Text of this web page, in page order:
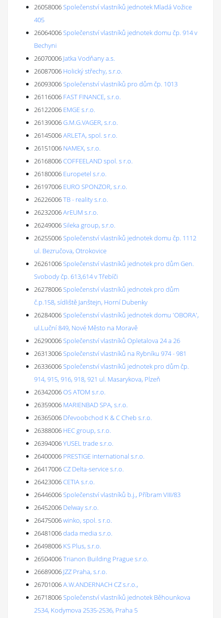
26058006Společenství vlastníků jednotek Mladá Vožice
405
26064006Společenství vlastníků jednotek domu čp. 914 v
Bechyni
26070006 Jatka Vodňany a.s.
26087006 Holický střechy, s.r.o.
26093006Společenství vlastníků pro dům čp. 1013
26116006 FAST FINANCE, s.r.o.
26122006 EMGE s.r.o.
26139006G.M.G.VAGER, s.r.o.
26145006ARLETA, spol. s r.o.
26151006 NAMEX, s.r.o.
26168006COFFEELAND spol. s r.o.
26180006 Europetel s.r.o.
26197006 EURO SPONZOR, s.r.o.
26226006TB - reality s.r.o.
26232006ArEUM s.r.o.
26249006Sileka group, s.r.o.
26255006Společenství vlastníků jednotek domu čp. 1112
ul. Bezručova, Otrokovice
26261006Společenství vlastníků jednotek pro dům Gen.
Svobody čp. 613,614 v Třebíči
26278006Společenství vlastníků jednotek pro dům
č.p.158, sídliště Janštejn, Horní Dubenky
26284006Společenství vlastníků jednotek domu 'OBORA',
ul.Luční 849, Nové Město na Moravě
26290006Společenství vlastníků Opletalova 24 a 26
26313006Společenství vlastníků na Rybníku 974 - 981
26336006Společenství vlastníků jednotek pro dům čp.
914, 915, 916, 918, 921 ul. Masarykova, Plzeň
26342006OS ATOM s.r.o.
26359006 MARIENBAD SPA, s.r.o.
26365006 Dřevoobchod K & C Cheb s.r.o.
26388006 HEC group, s.r.o.
26394006YUSEL trade s.r.o.
26400006 PRESTIGE international s.r.o.
26417006CZ Delta-service s.r.o.
26423006CETIA s.r.o.
26446006Společenství vlastníků b.j., Příbram VIII/83
26452006 Delway s.r.o.
26475006winko, spol. s r.o.
26481006dada media s.r.o.
26498006 KS Plus, s.r.o.
26504006Trianon Building Prague s.r.o.
26689006 JZZ Praha, s.r.o.
26701006A.W.ANDERNACH CZ s.r.o.,
26718006Společenství vlastníků jednotek Běhounkova
2534, Kodymova 2535-2536, Praha 5